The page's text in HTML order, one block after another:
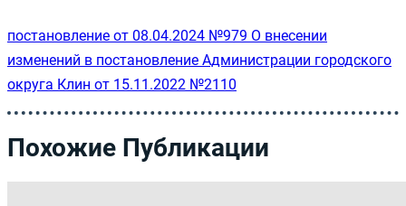
постановление от 08.04.2024 №979 О внесении
изменений в постановление Администрации городского
округа Клин от 15.11.2022 №2110
Похожие Публикации